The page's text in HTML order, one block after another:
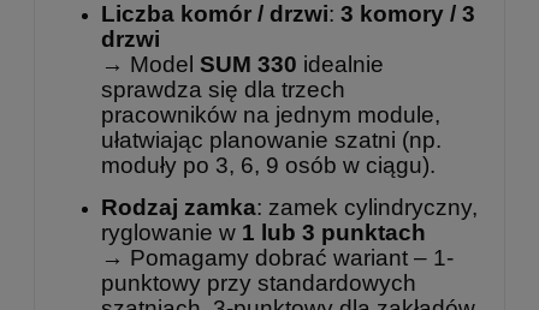
Liczba komór / drzwi: 3 komory / 3
drzwi
→ Model SUM 330 idealnie
sprawdza się dla trzech
pracowników na jednym module,
ułatwiając planowanie szatni (np.
moduły po 3, 6, 9 osób w ciągu).
Rodzaj zamka: zamek cylindryczny,
ryglowanie w 1 lub 3 punktach
→ Pomagamy dobrać wariant – 1-
punktowy przy standardowych